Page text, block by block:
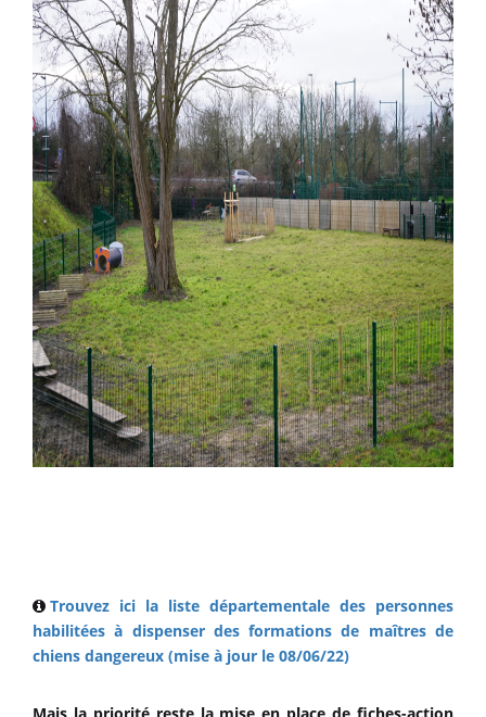
Trouvez ici la liste départementale des personnes
habilitées à dispenser des formations de maîtres de
chiens dangereux (mise à jour le 08/06/22)